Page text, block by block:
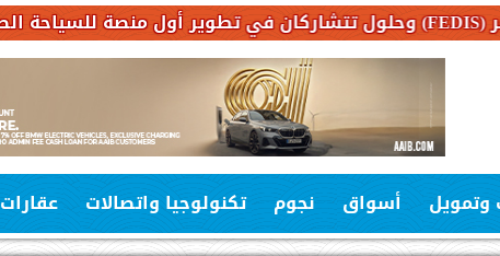
وتمويل أسواق نجوم تكنولوجيا واتصالات عقارات